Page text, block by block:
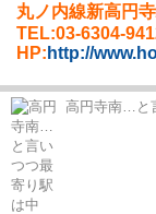
丸ノ内線新高円
TEL:03-6304-
HP: http://
高円寺南…と